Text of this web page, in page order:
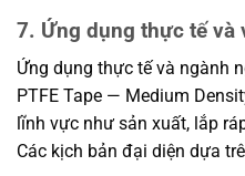
7. Ứng dụng thực tế và
Ứng dụng thực tế và ngành
PTFE Tape — Medium
lĩnh vực như sản xuất, lắp
Các kịch bản đại diện dựa